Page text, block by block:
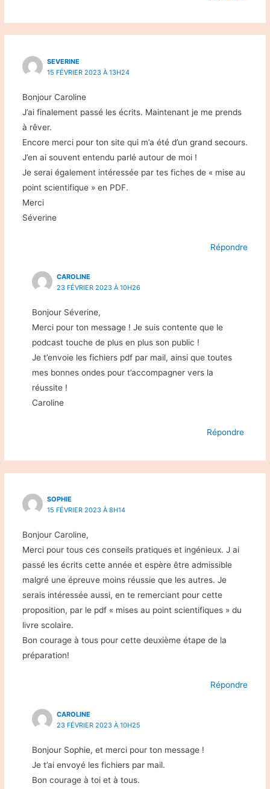
SEVERINE
15 FÉVRIER 2023 À 13H24
Bonjour Caroline
J’ai finalement passé les écrits. Maintenant je me prends
à rêver.
Encore merci pour ton site qui m’a été d’un grand secours.
J’en ai souvent entendu parlé autour de moi !
Je serai également intéressée par tes fiches de « mise au
point scientifique » en PDF.
Merci
Séverine
Répondre
CAROLINE
23 FÉVRIER 2023 À 10H26
Bonjour Séverine,
Merci pour ton message ! Je suis contente que le
podcast touche de plus en plus son public !
Je t’envoie les fichiers pdf par mail, ainsi que toutes
mes bonnes ondes pour t’accompagner vers la
réussite !
Caroline
Répondre
SOPHIE
15 FÉVRIER 2023 À 8H14
Bonjour Caroline,
Merci pour tous ces conseils pratiques et ingénieux. J ai
passé les écrits cette année et espère être admissible
malgré une épreuve moins réussie que les autres. Je
serais intéressée aussi, en te remerciant pour cette
proposition, par le pdf « mises au point scientifiques » du
livre scolaire.
Bon courage à tous pour cette deuxième étape de la
préparation!
Répondre
CAROLINE
23 FÉVRIER 2023 À 10H25
Bonjour Sophie, et merci pour ton message !
Je t’ai envoyé les fichiers par mail.
Bon courage à toi et à tous.